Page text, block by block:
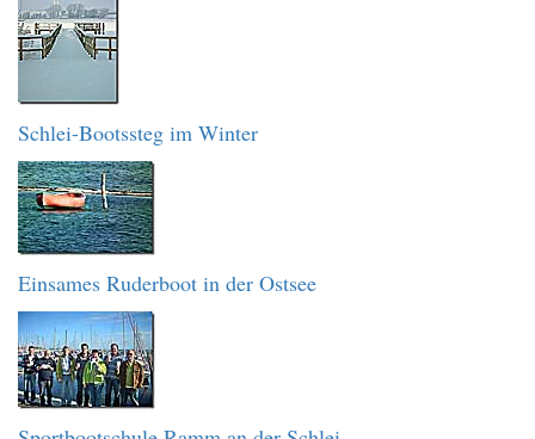
Schlei-Bootssteg im Winter
Einsames Ruderboot in der Ostsee